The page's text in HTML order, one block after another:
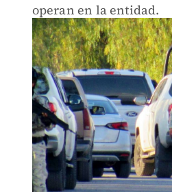
operan en la entidad.